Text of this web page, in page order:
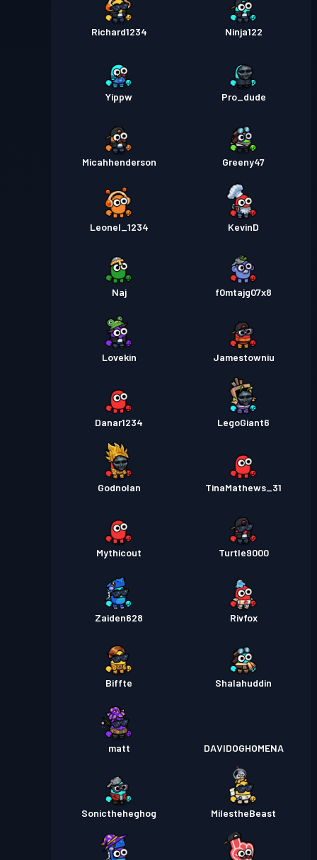
Richard1234 Ninja122
Yippw Pro_dude
Micahhenderson Greeny47
Leonel_1234 KevinD
Naj f0mtajg07x8
Lovekin Jamestowniu
Danar1234 LegoGiant6
Godnolan TinaMathews_31
Mythicout Turtle9000
Zaiden628 Rivfox
Biffte Shalahuddin
matt DAVIDOGHOMENA
Sonictheheghog MilestheBeast